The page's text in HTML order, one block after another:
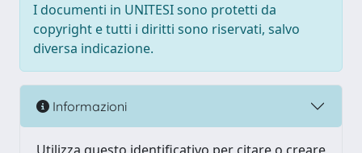
I documenti in UNITESI sono protetti da
copyright e tutti i diritti sono riservati, salvo
diversa indicazione.
Informazioni